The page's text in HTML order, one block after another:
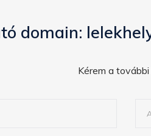
domain:
Kérem a